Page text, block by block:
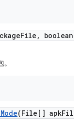
File ,
boolean
Mode(File[] apkFiles